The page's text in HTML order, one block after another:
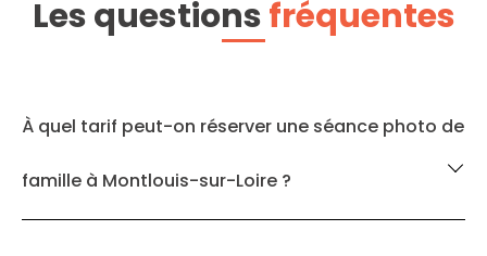
Les questionsfréquentes
À quel tarif peut-on réserver une séance photo de
famille à Montlouis-sur-Loire ?